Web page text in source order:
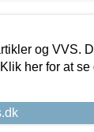
og VVS.
her for at se